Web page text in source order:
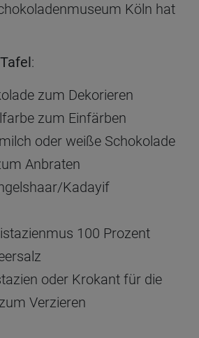
Köln hat
:
zum Dekorieren
zum Einfärben
oder weiße Schokolade
Anbraten
Kadayif
100 Prozent
oder Krokant für die
Verzieren